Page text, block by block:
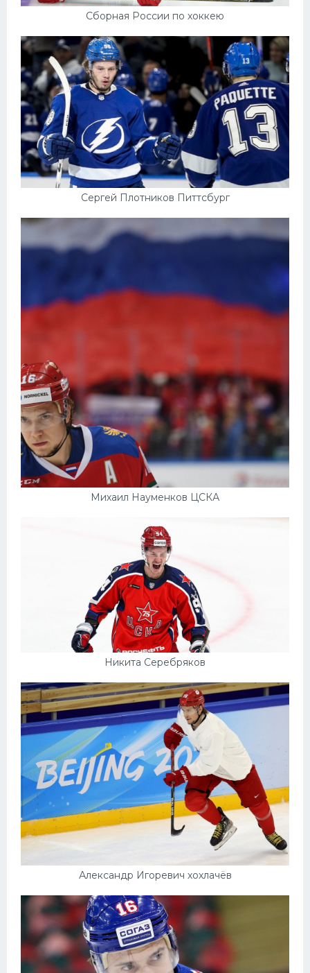
Сборная России по хоккею
Сергей Плотников Питтсбург
Михаил Науменков ЦСКА
Никита Серебряков
Александр Игоревич хохлачёв